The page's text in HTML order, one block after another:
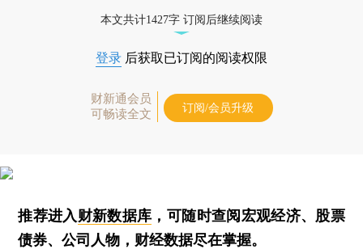
本文共计1427字 订阅后继续阅读
登录 后获取已订阅的阅读权限
财新通会员
可畅读全文
订阅/会员升级
推荐进入财新数据库 ，可随时查阅宏观经济、股票
债券、公司人物，财经数据尽在掌握。